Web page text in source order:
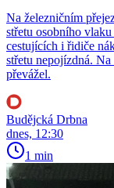
Na železničním
střetu osobního
cestujících i řidiče
střetu nepojízdná.
převážel.
Budějcká Drbna
dnes, 12:30
1 min